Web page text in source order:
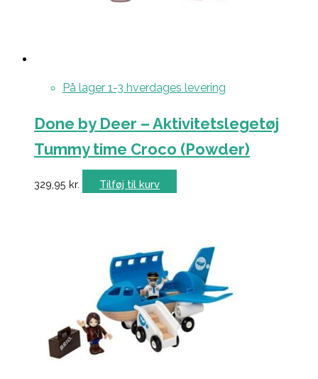
På lager 1-3 hverdages levering
Done by Deer – Aktivitetslegetøj
Tummy time Croco (Powder)
329,95 kr. Tilføj til kurv